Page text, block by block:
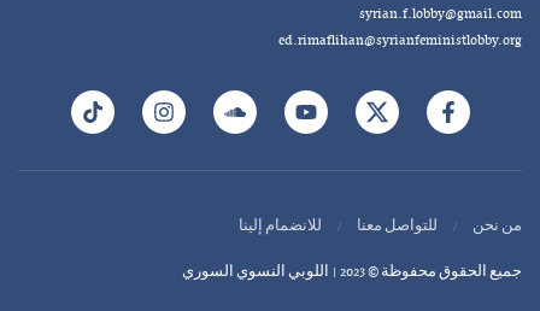
syrian.f.lobby@gmail.com
ed.rimaflihan@syrianfeministlobby.org
من نحن للتواصل معنا
للانضمام إلينا
جميع الحقوق محفوظة © 2023 | اللوبي النسوي السوري